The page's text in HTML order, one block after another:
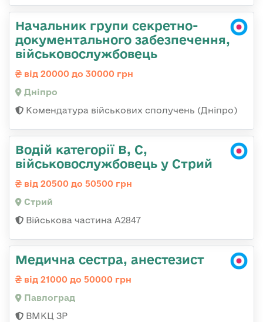
Начальник групи секретно-
документального забезпечення,
військовослужбовець
від 20000 до 30000 грн
Дніпро
Комендатура військових сполучень (Дніпро)
Водій категорії B, C,
військовослужбовець у Стрий
від 20500 до 50500 грн
Стрий
Військова частина А2847
Медична сестра, анестезист
від 21000 до 50000 грн
Павлоград
ВМКЦ ЗР